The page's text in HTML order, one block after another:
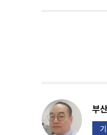
부